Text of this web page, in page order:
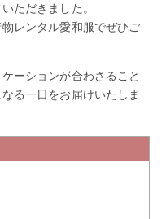
ただきました。
レンタル愛和服でぜひご
ーションが合わさること
る一日をお届けいたしま